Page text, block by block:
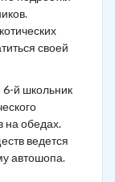
своей
6-й школьник
на обедах.
ведется
автошопа.